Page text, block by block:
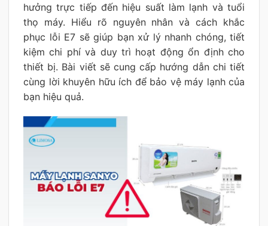
hưởng trực tiếp đến hiệu suất làm lạnh và tuổi
thọ máy. Hiểu rõ nguyên nhân và cách khắc
phục lỗi E7 sẽ giúp bạn xử lý nhanh chóng, tiết
kiệm chi phí và duy trì hoạt động ổn định cho
thiết bị. Bài viết sẽ cung cấp hướng dẫn chi tiết
cùng lời khuyên hữu ích để bảo vệ máy lạnh của
bạn hiệu quả.